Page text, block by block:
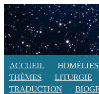
ACCUEIL HOMÉLIES
THÈMES
LITURGIE
TRADUCTION